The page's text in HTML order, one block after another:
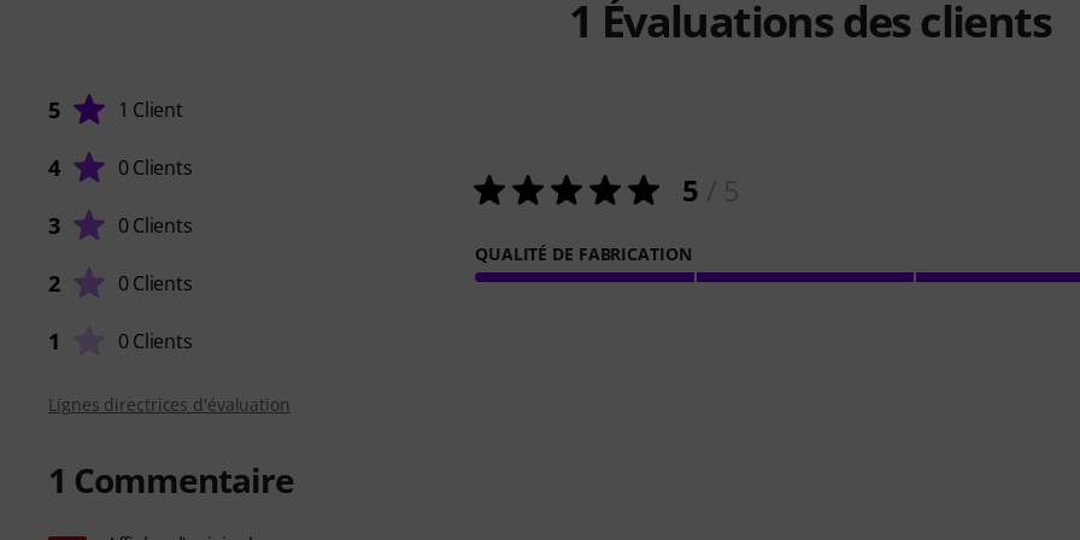
1 Évaluations des clients
5 1 Client
4 0 Clients
3 0 Clients
2 0 Clients
1 0 Clients
5
QUALITÉ DE FABRICATION
Lignes directrices d'évaluation
1 Commentaire